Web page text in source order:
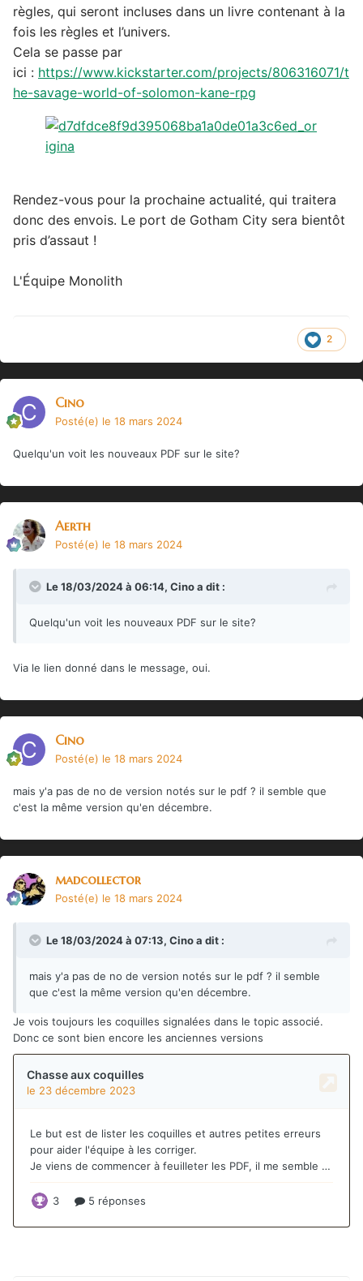
règles, qui seront incluses dans un livre contenant à la
fois les règles et l’univers.
Cela se passe par
ici : https://www.kickstarter.com/projects/806316071/t
he-savage-world-of-solomon-kane-rpg
Rendez-vous pour la prochaine actualité, qui traitera
donc des envois. Le port de Gotham City sera bientôt
pris d’assaut !
L'Équipe Monolith
2
Cino
Posté(e) le 18 mars 2024
Quelqu'un voit les nouveaux PDF sur le site?
Aerth
Posté(e) le 18 mars 2024
Le 18/03/2024 à 06:14, Cinoa dit :
Quelqu'un voit les nouveaux PDF sur le site?
Via le lien donné dans le message, oui.
Cino
Posté(e) le 18 mars 2024
mais y'a pas de no de version notés sur le pdf ? il semble que
c'est la même version qu'en décembre.
madcollector
Posté(e) le 18 mars 2024
Le 18/03/2024 à 07:13, Cinoa dit :
mais y'a pas de no de version notés sur le pdf ? il semble
que c'est la même version qu'en décembre.
Je vois toujours les coquilles signalées dans le topic associé.
Donc ce sont bien encore les anciennes versions